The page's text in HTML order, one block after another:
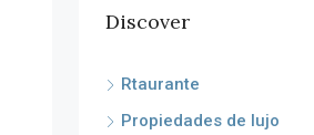
Discover
Rtaurante
Propiedades de lujo